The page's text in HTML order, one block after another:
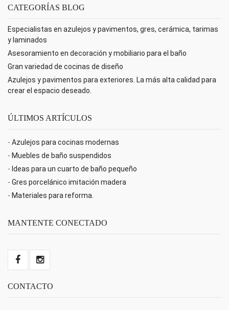
CATEGORÍAS BLOG
Especialistas en azulejos y pavimentos, gres, cerámica, tarimas
y laminados
Asesoramiento en decoración y mobiliario para el baño
Gran variedad de cocinas de diseño
Azulejos y pavimentos para exteriores. La más alta calidad para
crear el espacio deseado.
ÚLTIMOS ARTÍCULOS
- Azulejos para cocinas modernas
- Muebles de baño suspendidos
- Ideas para un cuarto de baño pequeño
- Gres porcelánico imitación madera
- Materiales para reforma.
MANTENTE CONECTADO
CONTACTO